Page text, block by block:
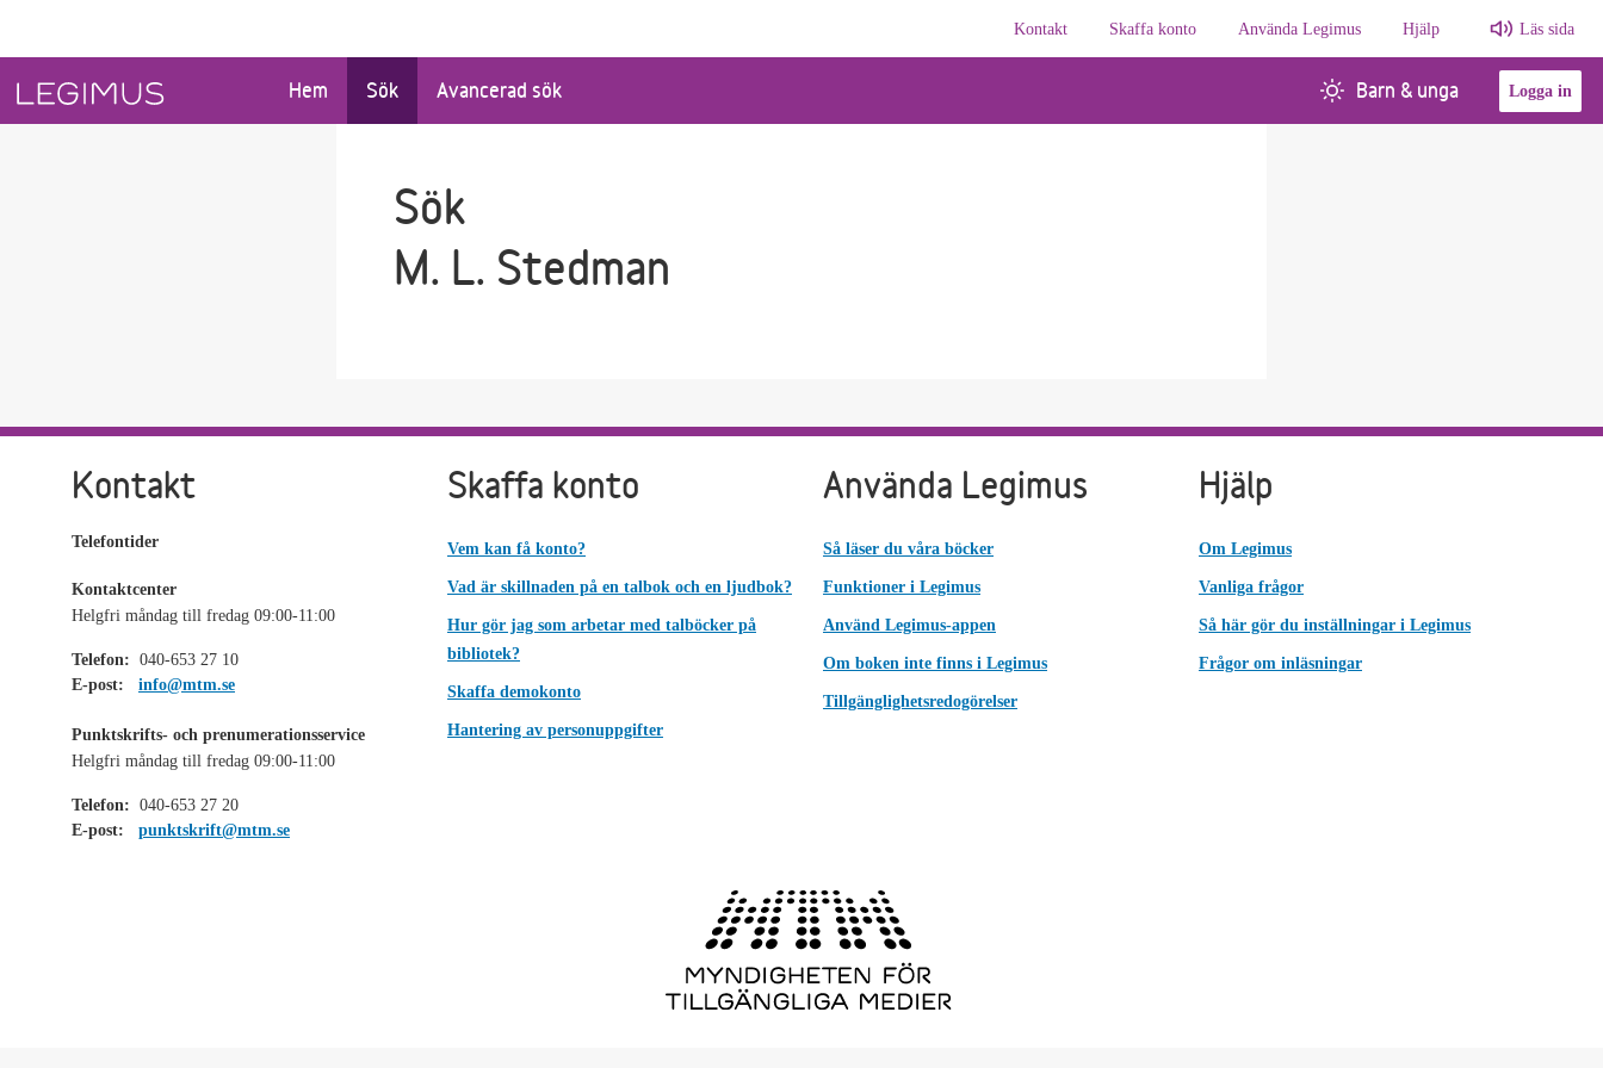
Kontakt
Skaffa konto Använda Legimus Hjälp Läs sida
Hem Sök Avancerad sök Barn & unga Logga in
Sök
M. L. Stedman
Kontakt
Telefontider
Kontaktcenter
Helgfri måndag till fredag 09:00-11:00
Telefon: 040-653 27 10
E-post:
info@mtm.se
Punktskrifts- och prenumerationsservice
Helgfri måndag till fredag 09:00-11:00
Telefon: 040-653 27 20
E-post:
punktskrift@mtm.se
Skaffa konto
Vem kan få konto?
Vad är skillnaden på en talbok och en ljudbok?
Hur gör jag som arbetar med talböcker på
bibliotek?
Skaffa demokonto
Hantering av personuppgifter
Använda Legimus
Så läser du våra böcker
Funktioner i Legimus
Använd Legimus-appen
Om boken inte finns i Legimus
Tillgänglighetsredogörelser
Hjälp
Om Legimus
Vanliga frågor
Så här gör du inställningar i Legimus
Frågor om inläsningar